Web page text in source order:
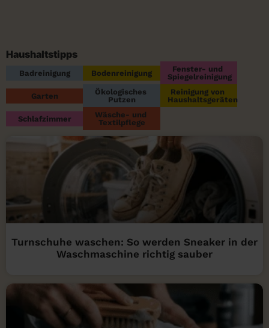
Haushaltstipps
Badreinigung Bodenreinigung
Fenster- und
Spiegelreinigung
Garten
Ökologisches
Putzen
Reinigung von
Haushaltsgeräten
Schlafzimmer
Wäsche- und
Textilpflege
Turnschuhe waschen: So werden Sneaker in der
Waschmaschine richtig sauber